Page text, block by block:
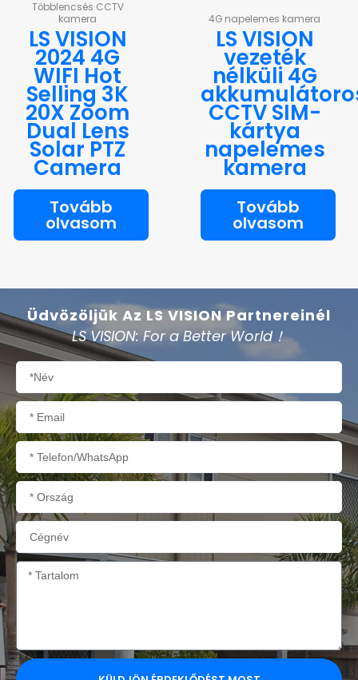
Többlencsés CCTV
kamera
LS VISION
2024 4G
WIFI Hot
Selling 3K
20X Zoom
Dual Lens
Solar PTZ
Camera
Tovább
olvasom
4G napelemes kamera
LS VISION
vezeték
nélküli 4G
CCTV SIM-
kártya
napelemes
kamera
Tovább
olvasom
Üdvözöljük Az LS VISION Partnereinél
LS VISION: For a Better World！
Név
E-
mail
Telefon/WhatsApp
Ország
Cégnév
Tartalom